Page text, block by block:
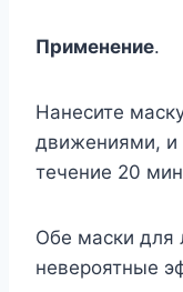
Применение.
Нанесите
движениями, и
течение 20
Обе маски для
невероятные